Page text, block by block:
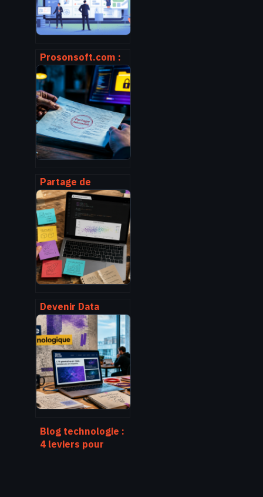
Prosonsoft.com :
avis,
fonctionnalités et
usages concrets
pour votre
entreprise
Partage de
fichiers en ligne : 4
leviers de sécurité
pour neutraliser
les risques de
fuite
Devenir Data
Scientist sans
diplôme : 4
compétences
techniques et 1
portfolio pour
convaincre les
recruteurs
Blog technologie :
4 leviers pour